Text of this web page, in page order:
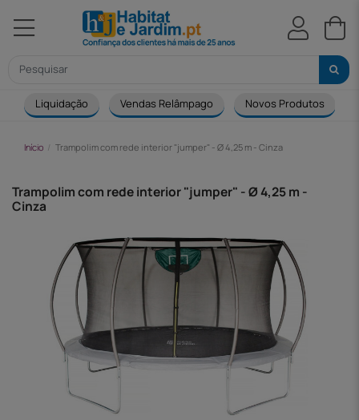
Liquidação Vendas Relâmpago Novos Produtos
Início Trampolim com rede interior "jumper" - Ø 4,25 m - Cinza
Trampolim com rede interior "jumper" - Ø 4,25 m -
Cinza